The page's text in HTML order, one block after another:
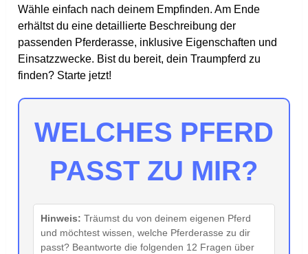
Wähle einfach nach deinem Empfinden. Am Ende
erhältst du eine detaillierte Beschreibung der
passenden Pferderasse, inklusive Eigenschaften und
Einsatzzwecke. Bist du bereit, dein Traumpferd zu
finden? Starte jetzt!
WELCHES PFERD
PASST ZU MIR?
Hinweis: Träumst du von deinem eigenen Pferd
und möchtest wissen, welche Pferderasse zu dir
passt? Beantworte die folgenden 12 Fragen über